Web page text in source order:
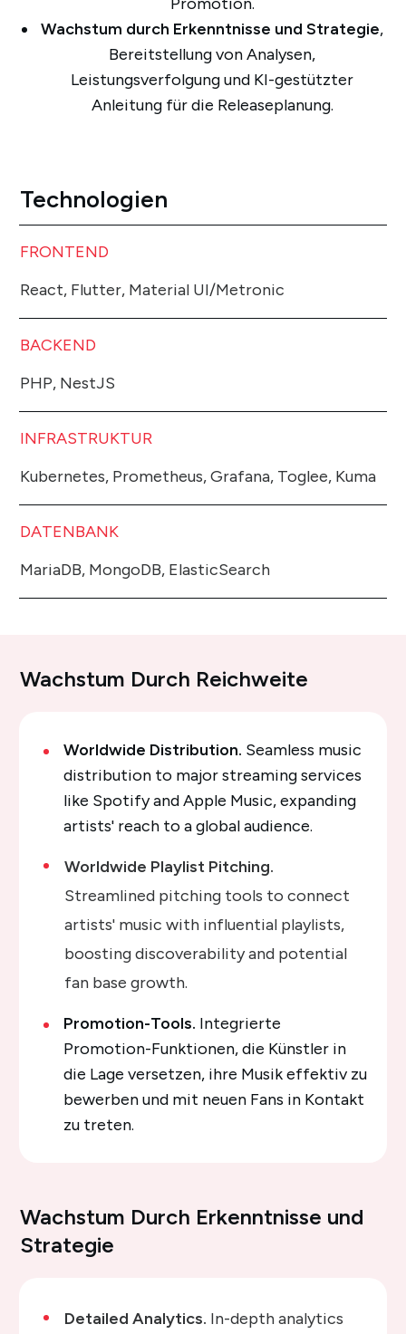
Wachstum durch Erkenntnisse und Strategie,
Bereitstellung von Analysen,
Leistungsverfolgung und KI-gestützter
Anleitung für die Releaseplanung.
Technologien
FRONTEND
React, Flutter, Material UI/Metronic
BACKEND
PHP, NestJS
INFRASTRUKTUR
Kubernetes, Prometheus, Grafana, Toglee, Kuma
DATENBANK
MariaDB, MongoDB, ElasticSearch
Wachstum Durch Reichweite
Worldwide Distribution. Seamless music
distribution to major streaming services
like Spotify and Apple Music, expanding
artists' reach to a global audience.
Worldwide Playlist Pitching.
Streamlined pitching tools to connect
artists' music with influential playlists,
boosting discoverability and potential
fan base growth.
Promotion-Tools. Integrierte
Promotion-Funktionen, die Künstler in
die Lage versetzen, ihre Musik effektiv zu
bewerben und mit neuen Fans in Kontakt
zu treten.
Wachstum Durch Erkenntnisse und
Strategie
Detailed Analytics. In-depth analytics